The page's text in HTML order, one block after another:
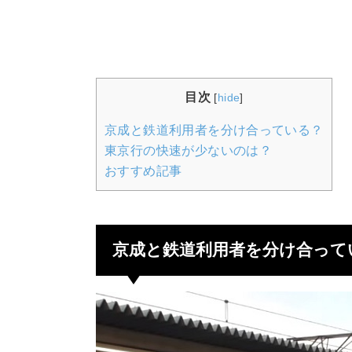
目次 [hide]
京成と鉄道利用者を分け合っている？
東京行の快速が少ないのは？
おすすめ記事
京成と鉄道利用者を分け合って